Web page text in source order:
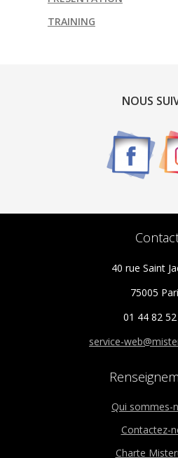
TRAINING
NOUS
40 rue Saint
75005
01 44 82
service-
Qui sommes-
Contactez-
Charte